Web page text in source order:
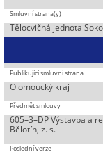
Tělocvičná jednota
Olomoucký kraj
605–3–DP Výstavba a
Bělotín, z. s.